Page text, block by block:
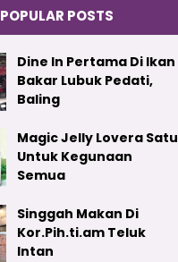
POPULAR POSTS
Dine In Pertama Di Ikan
Bakar Lubuk Pedati,
Baling
Magic Jelly Lovera Satu
Untuk Kegunaan
Semua
Singgah Makan Di
Kor.Pih.ti.am Teluk
Intan